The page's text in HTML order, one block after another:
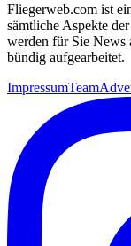
Fliegerweb.com ist
sämtliche Aspekte
werden für Sie News
bündig aufgearbeitet.
ImpressumTeam